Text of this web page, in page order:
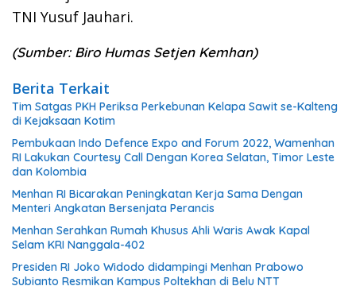
TNI Yusuf Jauhari.
(Sumber: Biro Humas Setjen Kemhan)
Berita Terkait
Tim Satgas PKH Periksa Perkebunan Kelapa Sawit se-Kalteng
di Kejaksaan Kotim
Pembukaan Indo Defence Expo and Forum 2022, Wamenhan
RI Lakukan Courtesy Call Dengan Korea Selatan, Timor Leste
dan Kolombia
Menhan RI Bicarakan Peningkatan Kerja Sama Dengan
Menteri Angkatan Bersenjata Perancis
Menhan Serahkan Rumah Khusus Ahli Waris Awak Kapal
Selam KRI Nanggala-402
Presiden RI Joko Widodo didampingi Menhan Prabowo
Subianto Resmikan Kampus Poltekhan di Belu NTT